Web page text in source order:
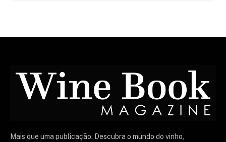
Mais que uma publicação. Descubra o mundo do vinho,